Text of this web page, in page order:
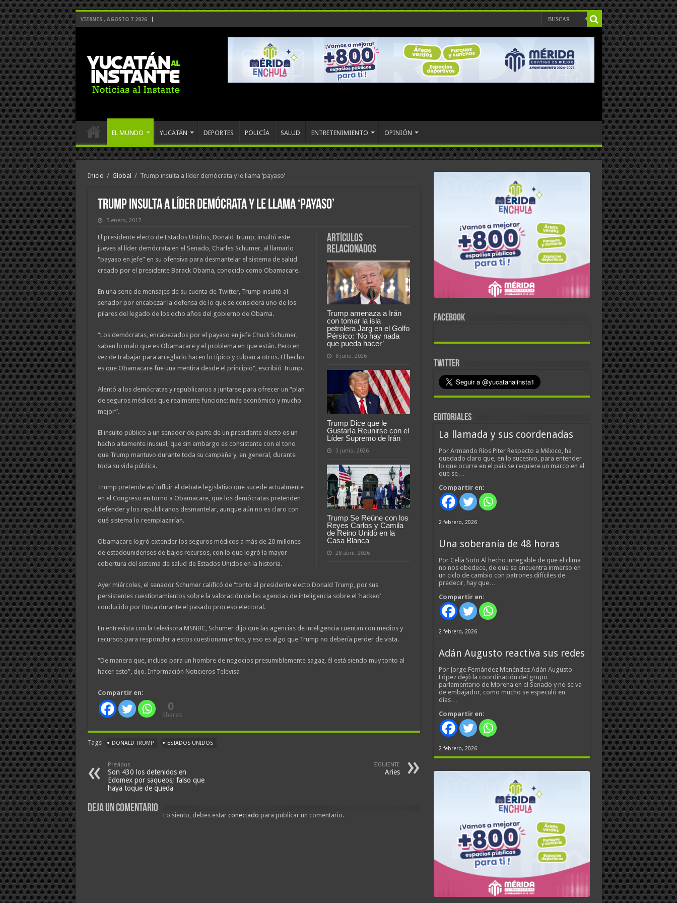
VIERNES , AGOSTO 7 2026
EL MUNDO YUCATÁN DEPORTES POLICÍA SALUD ENTRETENIMIENTO OPINIÓN
Inicio / Global / Trump insulta a líder demócrata y le llama ‘payaso’
Trump insulta a líder demócrata y le llama ‘payaso’
5 enero, 2017
Artículos
relacionados
Trump amenaza a Irán
con tomar la isla
petrolera Jarg en el Golfo
Pérsico: ‘No hay nada
que pueda hacer’
8 julio, 2026
Trump Dice que le
Gustaría Reunirse con el
Líder Supremo de Irán
3 junio, 2026
Trump Se Reúne con los
Reyes Carlos y Camila
de Reino Unido en la
Casa Blanca
28 abril, 2026
El presidente electo de Estados Unidos, Donald Trump, insultó este
jueves al líder demócrata en el Senado, Charles Schumer, al llamarlo
“payaso en jefe” en su ofensiva para desmantelar el sistema de salud
creado por el presidente Barack Obama, conocido como Obamacare.
En una serie de mensajes de su cuenta de Twitter, Trump insultó al
senador por encabezar la defensa de lo que se considera uno de los
pilares del legado de los ocho años del gobierno de Obama.
“Los demócratas, encabezados por el payaso en jefe Chuck Schumer,
saben lo malo que es Obamacare y el problema en que están. Pero en
vez de trabajar para arreglarlo hacen lo típico y culpan a otros. El hecho
es que Obamacare fue una mentira desde el principio”, escribió Trump.
Alentó a los demócratas y republicanos a juntarse para ofrecer un “plan
de seguros médicos que realmente funcione: más económico y mucho
mejor”.
El insulto público a un senador de parte de un presidente electo es un
hecho altamente inusual, que sin embargo es consistente con el tono
que Trump mantuvo durante toda su campaña y, en general, durante
toda su vida pública.
Trump pretende así influir el debate legislativo que sucede actualmente
en el Congreso en torno a Obamacare, que los demócratas pretenden
defender y los republicanos desmantelar, aunque aún no es claro con
qué sistema lo reemplazarían.
Obamacare logró extender los seguros médicos a más de 20 millones
de estadounidenses de bajos recursos, con lo que logró la mayor
cobertura del sistema de salud de Estados Unidos en la historia.
Ayer miércoles, el senador Schumer calificó de “tonto al presidente electo Donald Trump, por sus
persistentes cuestionamientos sobre la valoración de las agencias de inteligencia sobre el ‘hackeo’
conducido por Rusia durante el pasado proceso electoral.
En entrevista con la televisora MSNBC, Schumer dijo que las agencias de inteligencia cuentan con medios y
recursos para responder a estos cuestionamientos, y eso es algo que Trump no debería perder de vista.
“De manera que, incluso para un hombre de negocios presumiblemente sagaz, él está siendo muy tonto al
hacer esto”, dijo. Información Noticieros Televisa
Compartir en:
0
Shares
Tags DONALD TRUMP ESTADOS UNIDOS
Previous
Son 430 los detenidos en
Edomex por saqueos; falso que
haya toque de queda
SIGUIENTE
Aries
Deja un comentario
Lo siento, debes estar conectado para publicar un comentario.
FACEBOOK
TWITTER
EDITORIALES
La llamada y sus coordenadas
Por Armando Ríos Piter Respecto a México, ha
quedado claro que, en lo sucesivo, para entender
lo que ocurre en el país se requiere un marco en el
que se…
Compartir en:
2 febrero, 2026
Una soberanía de 48 horas
Por Celia Soto Al hecho innegable de que el clima
no nos obedece, de que se encuentra inmerso en
un ciclo de cambio con patrones difíciles de
predecir, hay que…
Compartir en:
2 febrero, 2026
Adán Augusto reactiva sus redes
Por Jorge Fernández Menéndez Adán Augusto
López dejó la coordinación del grupo
parlamentario de Morena en el Senado y no se va
de embajador, como mucho se especuló en
días…
Compartir en:
2 febrero, 2026